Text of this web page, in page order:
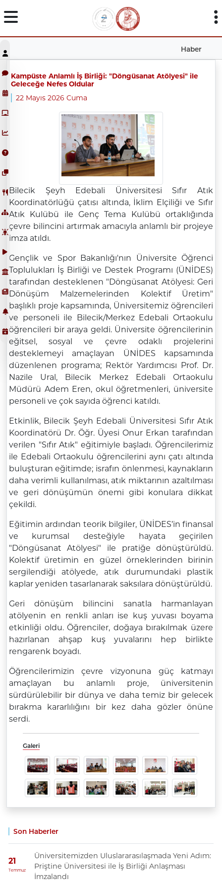
Haber
Son Haberler
21
Temmuz
Üniversitemizden Uluslararasılaşmada Yeni Adım:
Priştine Üniversitesi ile İş Birliği Anlaşması
İmzalandı
Kampüste Anlamlı İş Birliği: "Döngüsanat Atölyesi" ile
Geleceğe Nefes Oldular
22 Mayıs 2026 Cuma
Bilecik Şeyh Edebali Üniversitesi Sıfır Atık
Koordinatörlüğü çatısı altında, İklim Elçiliği ve Sıfır
Atık Kulübü ile Genç Tema Kulübü ortaklığında
çevre bilincini artırmak amacıyla anlamlı bir projeye
imza atıldı.
Gençlik ve Spor Bakanlığı'nın Üniversite Öğrenci
Toplulukları İş Birliği ve Destek Programı (ÜNİDES)
tarafından desteklenen "Döngüsanat Atölyesi: Geri
Dönüşüm Malzemelerinden Kolektif Üretim"
başlıklı proje kapsamında, Üniversitemiz öğrencileri
ve personeli ile Bilecik/Merkez Edebali Ortaokulu
öğrencileri bir araya geldi. Üniversite öğrencilerinin
eğitsel, sosyal ve çevre odaklı projelerini
desteklemeyi amaçlayan ÜNİDES kapsamında
düzenlenen programa; Rektör Yardımcısı Prof. Dr.
Nazile Ural, Bilecik Merkez Edebali Ortaokulu
Müdürü Adem Eren, okul öğretmenleri, üniversite
personeli ve çok sayıda öğrenci katıldı.
Etkinlik, Bilecik Şeyh Edebali Üniversitesi Sıfır Atık
Koordinatörü Dr. Öğr. Üyesi Onur Erkan tarafından
verilen "Sıfır Atık" eğitimiyle başladı. Öğrencilerimiz
ile Edebali Ortaokulu öğrencilerini aynı çatı altında
buluşturan eğitimde; israfın önlenmesi, kaynakların
daha verimli kullanılması, atık miktarının azaltılması
ve geri dönüşümün önemi gibi konulara dikkat
çekildi.
Eğitimin ardından teorik bilgiler, ÜNİDES’in finansal
ve kurumsal desteğiyle hayata geçirilen
"Döngüsanat Atölyesi" ile pratiğe dönüştürüldü.
Kolektif üretimin en güzel örneklerinden birinin
sergilendiği atölyede, atık durumundaki plastik
kaplar yeniden tasarlanarak saksılara dönüştürüldü.
Geri dönüşüm bilincini sanatla harmanlayan
atölyenin en renkli anları ise kuş yuvası boyama
etkinliği oldu. Öğrenciler, doğaya bırakılmak üzere
hazırlanan ahşap kuş yuvalarını hep birlikte
rengarenk boyadı.
Öğrencilerimizin çevre vizyonuna güç katmayı
amaçlayan bu anlamlı proje, üniversitenin
sürdürülebilir bir dünya ve daha temiz bir gelecek
bırakma kararlılığını bir kez daha gözler önüne
serdi.
Galeri